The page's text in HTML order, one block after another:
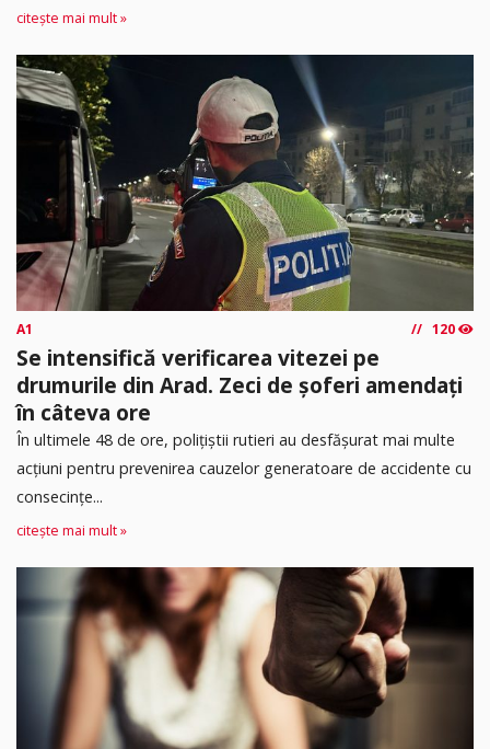
citește mai mult »
A1 120
Se intensifică verificarea vitezei pe
drumurile din Arad. Zeci de șoferi amendați
în câteva ore
În ultimele 48 de ore, polițiștii rutieri au desfășurat mai multe
acțiuni pentru prevenirea cauzelor generatoare de accidente cu
consecințe...
citește mai mult »